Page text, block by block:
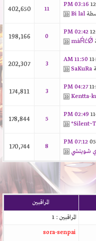
03:16 PM
Bi lal
11
402,650
02:42 PM
màŔćǾ
0
198,166
11:50 AM
SaKuRa
202,307
04:27 PM
Kentta-
174,811
02:49 PM
178,844
07:12 PM
شويتشي
8
170,744
المراقبين
المراقبين : 1
sora-senpai